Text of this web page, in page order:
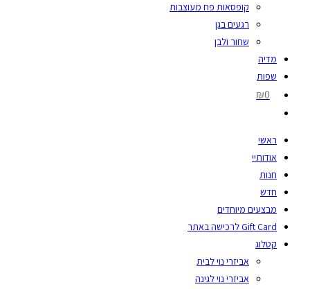
קופסאות פח מעוצבות
רגעים בגן
שחור ולבן
מדיה
שפות
₪0
ראשי
אודותיי
חנות
חדש
מבצעים מיוחדים
Gift Card לרכישה באתר
קטלוג
אביזרי נוי לבית
אביזרי נוי לגינה